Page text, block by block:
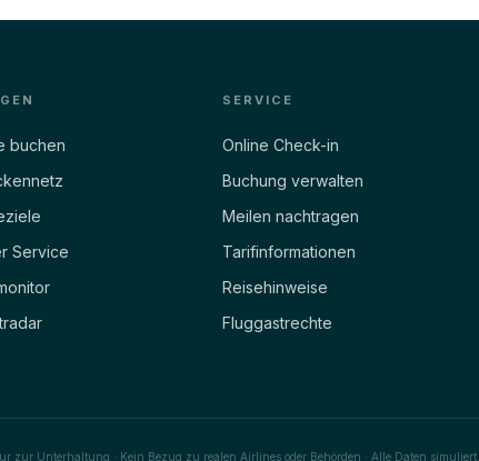
buchen
Service
SERVICE
Online Check-in
Buchung verwalten
Meilen nachtragen
Tarifinformationen
Reisehinweise
Fluggastrechte
zur Unterhaltung · Kein Bezug zu realen Airlines oder Behörden · Alle Daten simuliert.